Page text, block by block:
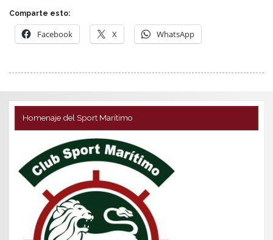
Comparte esto:
Facebook X WhatsApp
Homenaje del Sport Marítimo